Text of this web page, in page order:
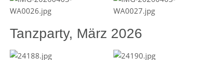
Tanzparty, März 2026